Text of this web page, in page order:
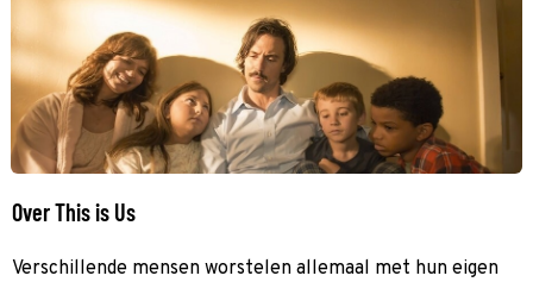
Over This is Us
Verschillende mensen worstelen allemaal met hun eigen